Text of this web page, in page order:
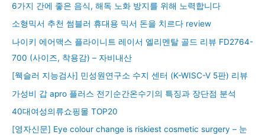
6가지 간에 좋은 음식, 해독 노화 방지를 위해 노력합니다
소형믹서 추천 썸블러 휴대용 믹서 돈을 치르다 review
나이키 에어맥스 플라이니트 레이서 엘리멘탈 골드 리뷰 FD2764-
700 (사이즈, 착용감) – 자비내산
[웩슬러 지능검사] 민성원연구소 수지 센터 (K-WISC-V 5판) 리뷰
가성비 갑 apro 플러스 전기순간온수기의 특징과 장단점 분석
40대여성의류쇼핑몰 TOP20
[영자신문] Eye colour change is riskiest cosmetic surgery – 눈